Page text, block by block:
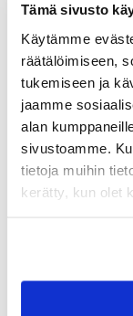
Tämä sivusto
Käytämme
räätälöimiseen,
tukemiseen ja
jaamme
alan
sivustoamme.
tietoja muihin
kerätty, kun olet